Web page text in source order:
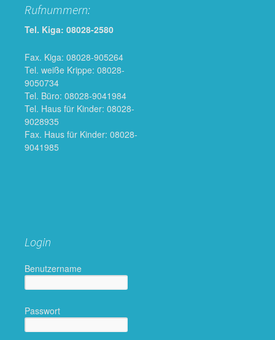
Rufnummern:
Tel. Kiga: 08028-2580
Fax. Kiga: 08028-905264
Tel. weiße Krippe: 08028-
9050734
Tel. Büro: 08028-9041984
Tel. Haus für Kinder: 08028-
9028935
Fax. Haus für Kinder: 08028-
9041985
Login
Benutzername
Passwort